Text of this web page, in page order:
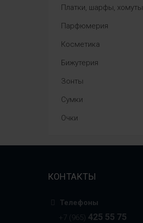
Платки, шарфы, хомуты
Парфюмерия
Косметика
Бижутерия
Зонты
Сумки
Очки
КОНТАКТЫ
Телефоны
+7 (965) 425 55 75